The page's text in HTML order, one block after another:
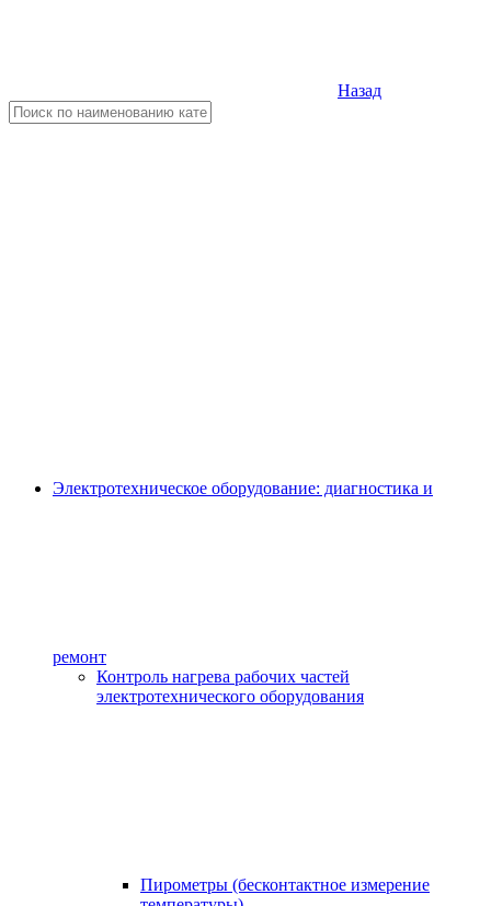
Назад
Электротехническое оборудование: диагностика и
ремонт
Контроль нагрева рабочих частей
электротехнического оборудования
Пирометры (бесконтактное измерение